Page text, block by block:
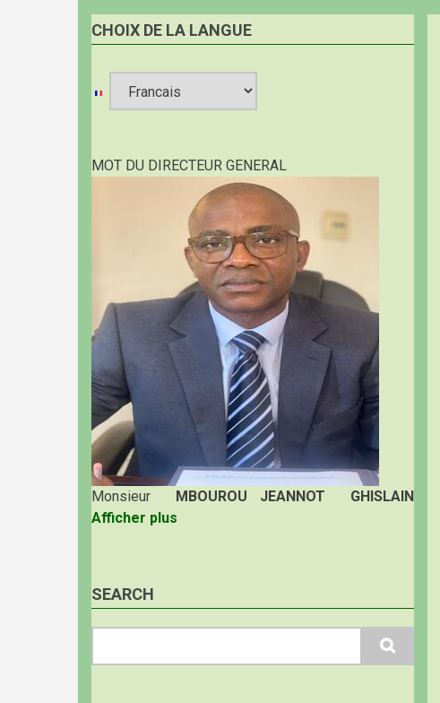
CHOIX DE LA LANGUE
language
MOT DU DIRECTEUR GENERAL
Monsieur
MBOUROU JEANNOT GHISLAIN
Afficher plus
SEARCH